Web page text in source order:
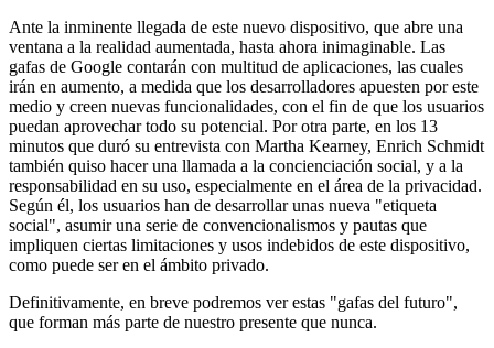
Ante la inminente llegada de este nuevo dispositivo, que abre una
ventana a la realidad aumentada, hasta ahora inimaginable. Las
gafas de Google contarán con multitud de aplicaciones, las cuales
irán en aumento, a medida que los desarrolladores apuesten por este
medio y creen nuevas funcionalidades, con el fin de que los usuarios
puedan aprovechar todo su potencial. Por otra parte, en los 13
minutos que duró su entrevista con Martha Kearney, Enrich Schmidt
también quiso hacer una llamada a la concienciación social, y a la
responsabilidad en su uso, especialmente en el área de la privacidad.
Según él, los usuarios han de desarrollar unas nueva "etiqueta
social", asumir una serie de convencionalismos y pautas que
impliquen ciertas limitaciones y usos indebidos de este dispositivo,
como puede ser en el ámbito privado.
Definitivamente, en breve podremos ver estas "gafas del futuro",
que forman más parte de nuestro presente que nunca.